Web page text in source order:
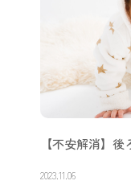
【不安解消】
2023.11.06